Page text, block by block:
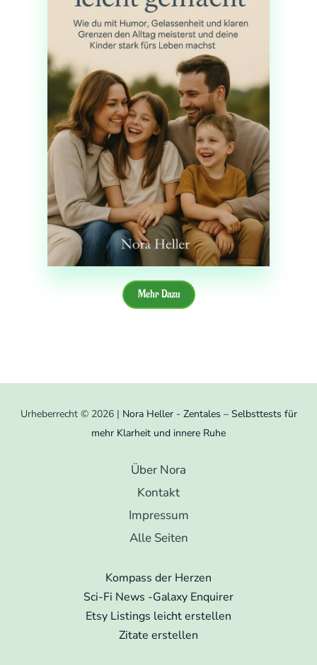
Mehr Dazu
Urheberrecht © 2026 | Nora Heller - Zentales – Selbsttests für
mehr Klarheit und innere Ruhe
Über Nora
Kontakt
Impressum
Alle Seiten
Kompass der Herzen
Sci-Fi News -Galaxy Enquirer
Etsy Listings leicht erstellen
Zitate erstellen